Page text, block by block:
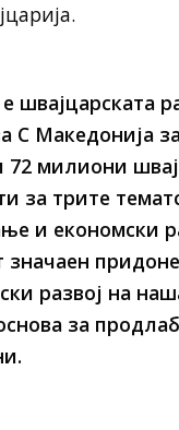
швајцарската
С Македонија
милиони
за трите
и економски
значаен
развој на
за